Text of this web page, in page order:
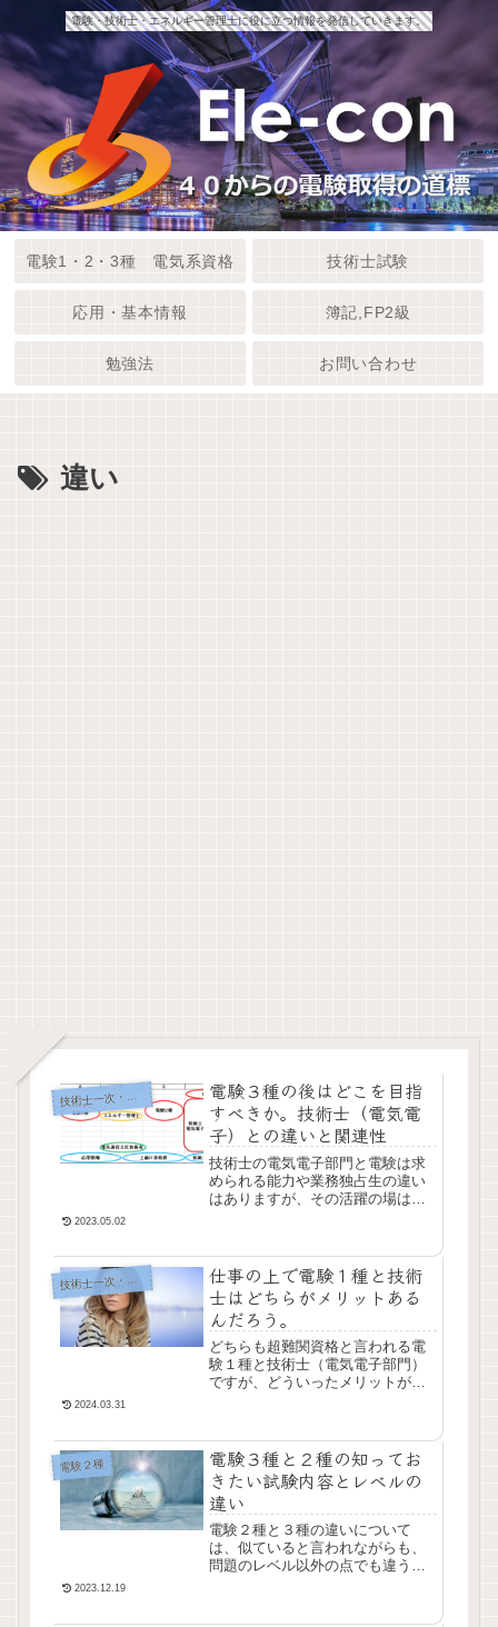
電験・技術士・エネルギー管理士に役に立つ情報を発信していきます。
電験1・2・3種 電気系資格 技術士試験
応用・基本情報 簿記,FP2級
勉強法 お問い合わせ
違い
技 術士一次・二次試験
電験３種の後はどこを目指
すべきか。技術士（電気電
子）との違いと関連性
技術士の電気電子部門と電験は求
められる能力や業務独占生の違い
はありますが、その活躍の場は似
てください。
2023.05.02
技 術士一次・二次試験
仕事の上で電験１種と技術
士はどちらがメリットある
んだろう。
どちらも超難関資格と言われる電
験１種と技術士（電気電子部門）
ですが、どういったメリットがあ
2024.03.31
電験２種
電験３種と２種の知ってお
きたい試験内容とレベルの
違い
電験２種と３種の違いについて
は、似ていると言われながらも、
問題のレベル以外の点でも違うと
2023.12.19